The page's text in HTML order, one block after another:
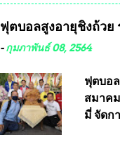
กฎหมา
กรรมก
เลือก
“นคร
ในระ
ฟุตบอลสูงอายุชิงถ้วย
-กุมภาพันธ์ 08, 2564
ฟุตบอ
สมาค
มี่ จัดก
ชาติ